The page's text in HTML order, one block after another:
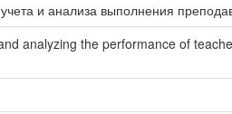
и анализа выполнения
analyzing the performance of